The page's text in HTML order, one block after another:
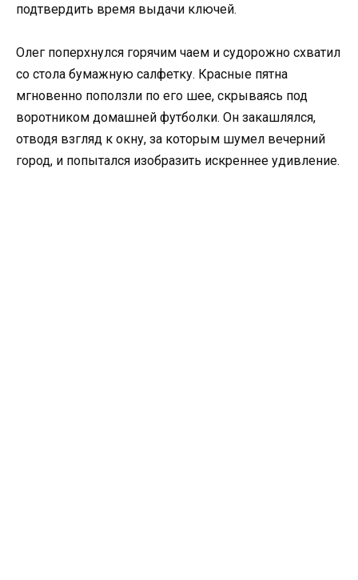
подтвердить время выдачи ключей.
Олег поперхнулся горячим чаем и судорожно схватил
со стола бумажную салфетку. Красные пятна
мгновенно поползли по его шее, скрываясь под
воротником домашней футболки. Он закашлялся,
отводя взгляд к окну, за которым шумел вечерний
город, и попытался изобразить искреннее удивление.